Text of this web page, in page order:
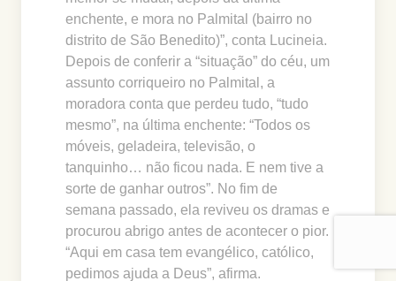
enchente, e mora no Palmital (bairro no
distrito de São Benedito)”, conta Lucineia.
Depois de conferir a “situação” do céu, um
assunto corriqueiro no Palmital, a
moradora conta que perdeu tudo, “tudo
mesmo”, na última enchente: “Todos os
móveis, geladeira, televisão, o
tanquinho… não ficou nada. E nem tive a
sorte de ganhar outros”. No fim de
semana passado, ela reviveu os dramas e
procurou abrigo antes de acontecer o pior.
“Aqui em casa tem evangélico, católico,
pedimos ajuda a Deus”, afirma.